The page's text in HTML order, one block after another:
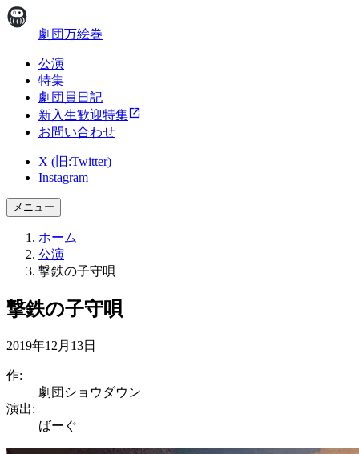
劇団万絵巻
公演
特集
劇団員日記
新入生歓迎特集
お問い合わせ
X (旧:Twitter)
Instagram
メニュー
ホーム
公演
撃鉄の子守唄
撃鉄の子守唄
2019年12月13日
作:
劇団ショウダウン
演出:
ばーぐ